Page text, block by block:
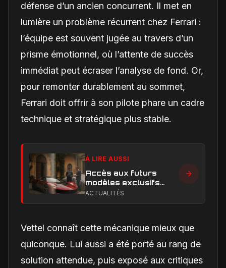
défense d’un ancien concurrent. Il met en
lumière un problème récurrent chez Ferrari :
l’équipe est souvent jugée au travers d’un
prisme émotionnel, où l’attente de succès
immédiat peut écraser l’analyse de fond. Or,
pour remonter durablement au sommet,
Ferrari doit offrir à son pilote phare un cadre
technique et stratégique plus stable.
À LIRE AUSSI
Accès aux futurs
modèles exclusifs
Ferrari : l'achat
ACTUALITÉS
Vettel connaît cette mécanique mieux que
quiconque. Lui aussi a été porté au rang de
solution attendue, puis exposé aux critiques